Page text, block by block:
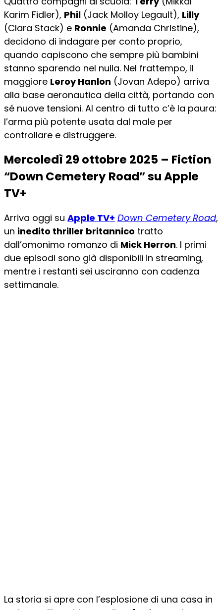
Karim Fidler), Phil (Jack Molloy Legault), Lilly
(Clara Stack) e Ronnie (Amanda Christine),
decidono di indagare per conto proprio,
quando capiscono che sempre più bambini
stanno sparendo nel nulla. Nel frattempo, il
maggiore Leroy Hanlon (Jovan Adepo) arriva
alla base aeronautica della città, portando con
sé nuove tensioni. Al centro di tutto c’è la paura:
l’arma più potente usata dal male per
controllare e distruggere.
Mercoledì 29 ottobre 2025 – Fiction
“Down Cemetery Road” su Apple
TV+
Arriva oggi su Apple TV+ Down Cemetery Road,
un inedito thriller britannico tratto
dall’omonimo romanzo di Mick Herron. I primi
due episodi sono già disponibili in streaming,
mentre i restanti sei usciranno con cadenza
settimanale.
La storia si apre con l’esplosione di una casa in